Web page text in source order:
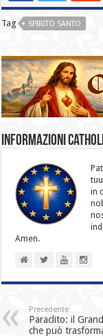
Tag SPIRITO SANTO
Informazioni
in
Amen.
Precedente
Paraclito: il
che può